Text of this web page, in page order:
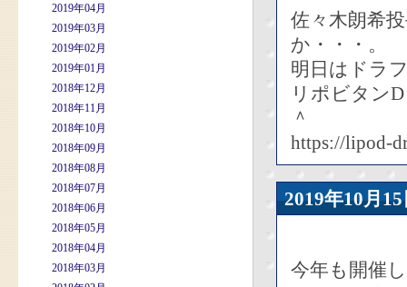
2019年04月
2019年03月
2019年02月
2019年01月
2018年12月
2018年11月
2018年10月
2018年09月
2018年08月
2018年07月
2018年06月
2018年05月
2018年04月
2018年03月
佐々木朗希
か・・・。
明日はドラ
リポビタン
＾
https://lipod-
2019年10
今年も開催